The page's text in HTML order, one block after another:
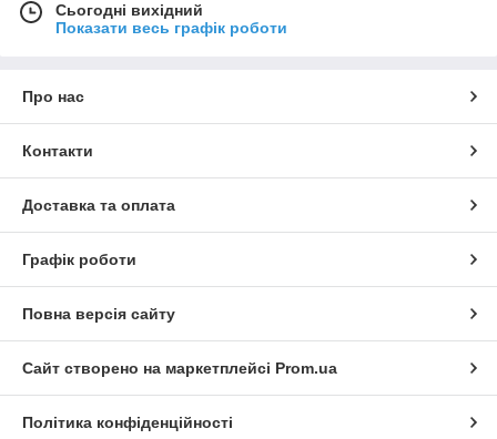
Сьогодні вихідний
Показати весь графік роботи
Про нас
Контакти
Доставка та оплата
Графік роботи
Повна версія сайту
Сайт створено на маркетплейсі Prom.ua
Політика конфіденційності